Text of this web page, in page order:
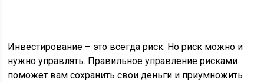
Инвестирование – это всегда риск. Но риск можно и
нужно управлять. Правильное управление рисками
поможет вам сохранить свои деньги и приумножить